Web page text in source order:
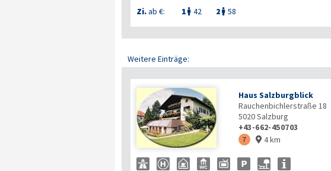
Zi.ab €: 1  42 2  58
Weitere Einträge:
Haus Salzburgblick
Rauchenbichlerstraße 18
5020Salzburg
+43-662-450703
7  4 km